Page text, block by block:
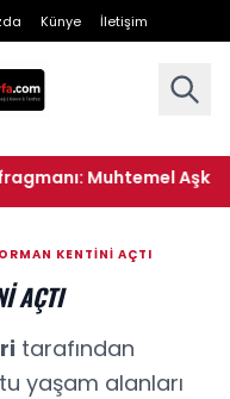
Künye İletişim
Muhtemel Aşk 9.
KENTINI AÇTI
AÇTI
tarafından
yaşam alanları